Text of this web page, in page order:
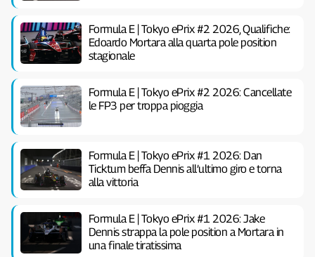
Formula E | Tokyo ePrix #2 2026, Qualifiche:
Edoardo Mortara alla quarta pole position
stagionale
Formula E | Tokyo ePrix #2 2026: Cancellate
le FP3 per troppa pioggia
Formula E | Tokyo ePrix #1 2026: Dan
Ticktum beffa Dennis all’ultimo giro e torna
alla vittoria
Formula E | Tokyo ePrix #1 2026: Jake
Dennis strappa la pole position a Mortara in
una finale tiratissima